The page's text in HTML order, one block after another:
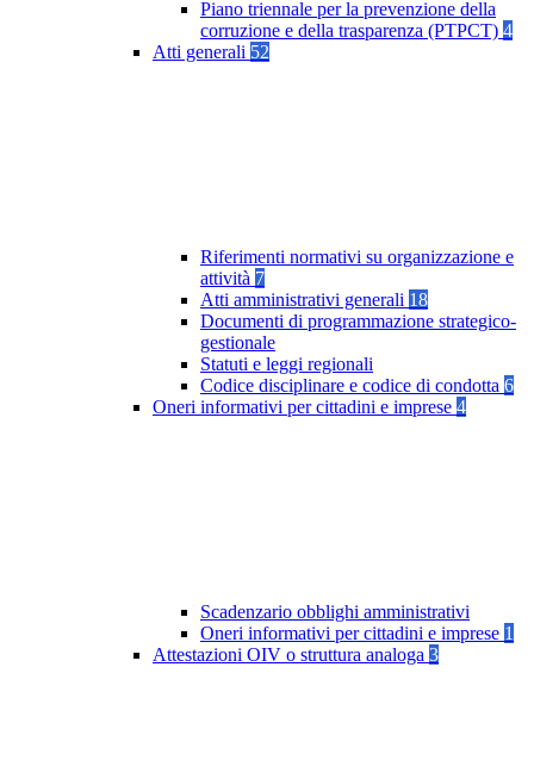
Piano triennale per la prevenzione della
corruzione e della trasparenza (PTPCT) 4
Atti generali 52
Riferimenti normativi su organizzazione e
attività 7
Atti amministrativi generali 18
Documenti di programmazione strategico-
gestionale
Statuti e leggi regionali
Codice disciplinare e codice di condotta 6
Oneri informativi per cittadini e imprese 4
Scadenzario obblighi amministrativi
Oneri informativi per cittadini e imprese 1
Attestazioni OIV o struttura analoga 3